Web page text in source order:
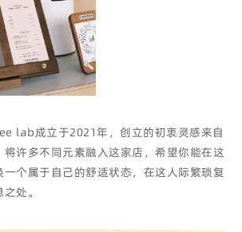
lab成立于2021年，创立的初衷灵感来自
许多不同元素融入这家店，希望你能在这
一个属于自己的舒适状态，在这人际繁琐复
处。